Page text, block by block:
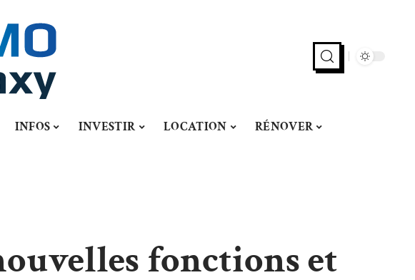
INFOS INVESTIR LOCATION RÉNOVER
fonctions et